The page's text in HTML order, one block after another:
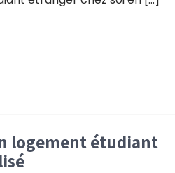
logement étudiant